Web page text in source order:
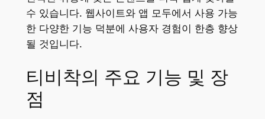
수 있습니다. 웹사이트와 앱 모두에서 사용 가능
한 다양한 기능 덕분에 사용자 경험이 한층 향상
될 것입니다.
티비착의 주요 기능 및 장
점